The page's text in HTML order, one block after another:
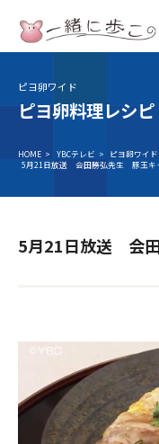
テレビ
TV
ラジオ
Radio
試写会
Present
ピヨ卵ワイド
ピヨ卵料理レシピ
HOME > YBCテレビ > ピヨ卵ワイド
5月21日放送 会田勝弘先生 豚玉キ
5月21日放送 会